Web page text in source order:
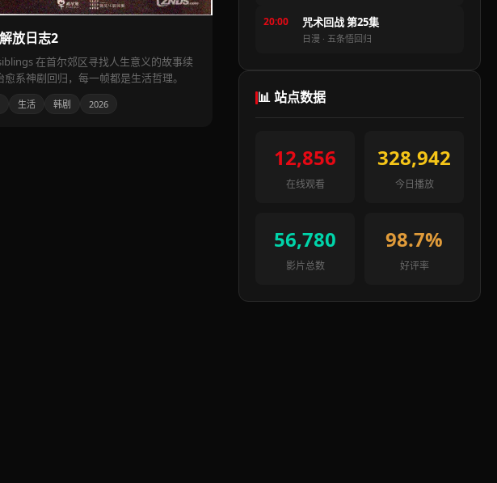
放日志2
在首尔郊区寻找人生意义的故事续
愈系神剧回归，每一帧都是生活哲理。
生活 韩剧 2026
20:00 咒术回战 第25集
日漫 · 五条悟回归
📊 站点数据
12,856
在线观看
328,942
今日播放
56,780
影片总数
98.7%
好评率